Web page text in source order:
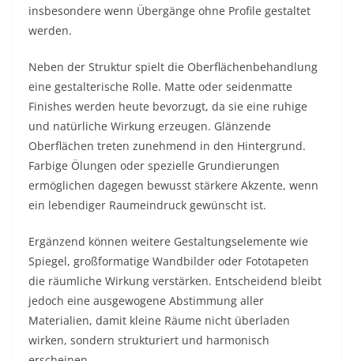
insbesondere wenn Übergänge ohne Profile gestaltet
werden.
Neben der Struktur spielt die Oberflächenbehandlung
eine gestalterische Rolle. Matte oder seidenmatte
Finishes werden heute bevorzugt, da sie eine ruhige
und natürliche Wirkung erzeugen. Glänzende
Oberflächen treten zunehmend in den Hintergrund.
Farbige Ölungen oder spezielle Grundierungen
ermöglichen dagegen bewusst stärkere Akzente, wenn
ein lebendiger Raumeindruck gewünscht ist.
Ergänzend können weitere Gestaltungselemente wie
Spiegel, großformatige Wandbilder oder Fototapeten
die räumliche Wirkung verstärken. Entscheidend bleibt
jedoch eine ausgewogene Abstimmung aller
Materialien, damit kleine Räume nicht überladen
wirken, sondern strukturiert und harmonisch